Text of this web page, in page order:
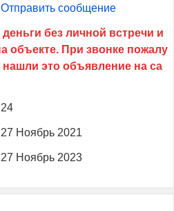
Отправить сообщение
24
27 Ноябрь 2021
27 Ноябрь 2023